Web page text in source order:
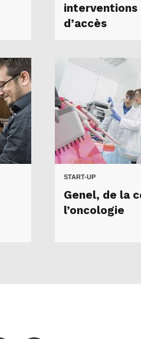
d’accès
START-UP
Genel, de la
l’oncologie